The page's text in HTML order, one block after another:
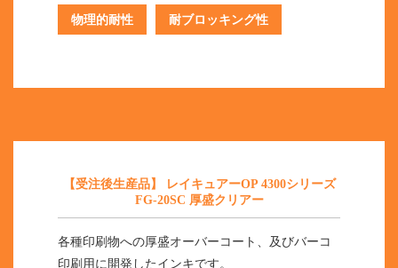
物理的耐性 耐ブロッキング性
【受注後生産品】 レイキュアーOP 4300シリーズ
FG-20SC 厚盛クリアー
各種印刷物への厚盛オーバーコート、及びバーコ
印刷用に開発したインキです。